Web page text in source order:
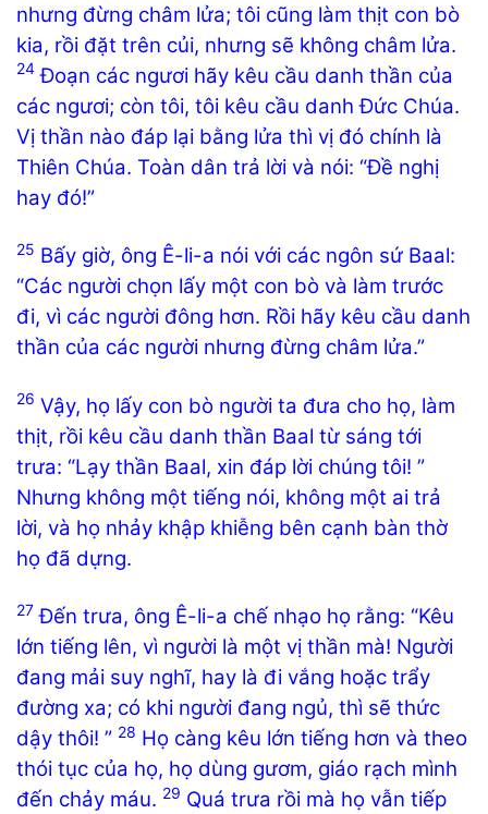
nhưng đừng châm lửa; tôi cũng làm thịt con bò
kia, rồi đặt trên củi, nhưng sẽ không châm lửa.
24 Đoạn các ngươi hãy kêu cầu danh thần của
các ngươi; còn tôi, tôi kêu cầu danh Đức Chúa.
Vị thần nào đáp lại bằng lửa thì vị đó chính là
Thiên Chúa. Toàn dân trả lời và nói: “Đề nghị
hay đó!”
25 Bấy giờ, ông Ê-li-a nói với các ngôn sứ Baal:
“Các người chọn lấy một con bò và làm trước
đi, vì các người đông hơn. Rồi hãy kêu cầu danh
thần của các người nhưng đừng châm lửa.”
26 Vậy, họ lấy con bò người ta đưa cho họ, làm
thịt, rồi kêu cầu danh thần Baal từ sáng tới
trưa: “Lạy thần Baal, xin đáp lời chúng tôi! ”
Nhưng không một tiếng nói, không một ai trả
lời, và họ nhảy khập khiễng bên cạnh bàn thờ
họ đã dựng.
27 Đến trưa, ông Ê-li-a chế nhạo họ rằng: “Kêu
lớn tiếng lên, vì người là một vị thần mà! Người
đang mải suy nghĩ, hay là đi vắng hoặc trẩy
đường xa; có khi người đang ngủ, thì sẽ thức
dậy thôi! ” 28 Họ càng kêu lớn tiếng hơn và theo
thói tục của họ, họ dùng gươm, giáo rạch mình
đến chảy máu. 29 Quá trưa rồi mà họ vẫn tiếp